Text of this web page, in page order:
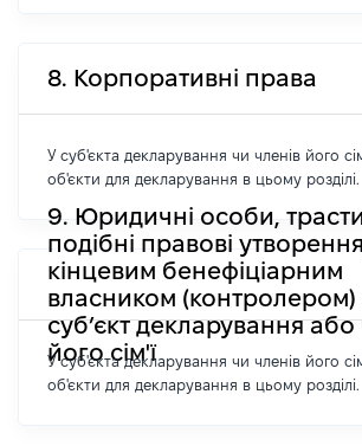
8. Корпоративні права
У суб'єкта декларування чи членів його
об'єкти для декларування в цьому розділі.
9. Юридичні особи,
подібні правові
кінцевим бенефіціарним
власником (контролером)
суб’єкт декларування
його сім'ї
У суб'єкта декларування чи членів його
об'єкти для декларування в цьому розділі.